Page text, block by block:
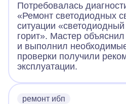
Потребовалась
«Ремонт светодиодных
ситуации
горит». Мастер
и выполнил
проверки получили
эксплуатации.
ремонт ибп